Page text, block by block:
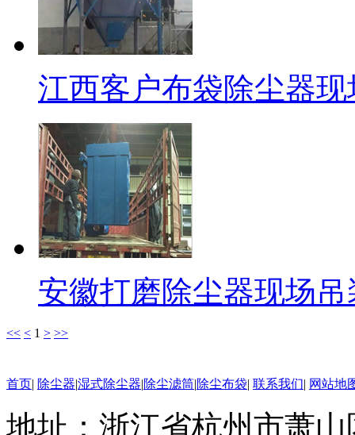
江西客户布袋除尘器
安徽打磨除尘器现场吊
<< < 1 > >>
首页| 除尘器|湿式除尘器|除尘滤筒|除尘布袋| 联系我们| 网站地
地址：浙江省杭州市萧